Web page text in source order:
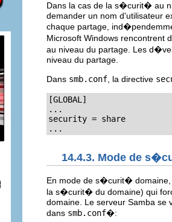
Dans la cas de la s�curit� au
demander un nom d'utilisateur
chaque partage,
Microsoft Windows
au niveau du partage. Les
niveau du partage.
Dans smb.conf , la directive
[GLOBAL]
...
security = share
...
14.4.3. Mode de
En mode de s�curit� domaine,
la s�curit� du domaine) qui
domaine. Le serveur Samba se
dans smb.conf�: